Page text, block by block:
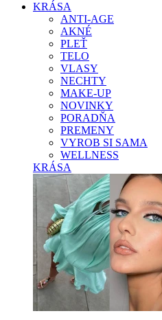
KRÁSA
ANTI-AGE
AKNÉ
PLEŤ
TELO
VLASY
NECHTY
MAKE-UP
NOVINKY
PORADŇA
PREMENY
VYROB SI SAMA
WELLNESS
KRÁSA